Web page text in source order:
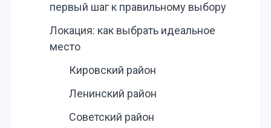
первый шаг к правильному выбору
Локация: как выбрать идеальное
место
Кировский район
Ленинский район
Советский район